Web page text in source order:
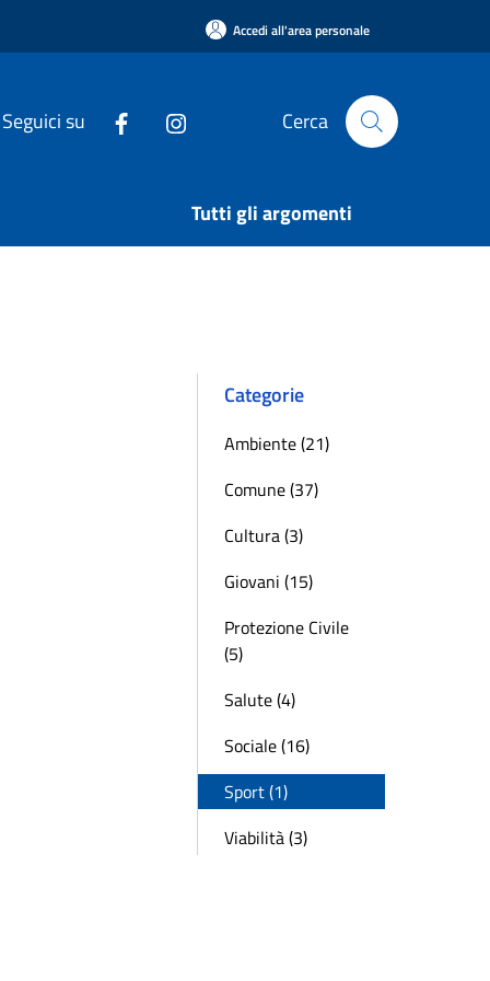
Accedi all'area personale
Seguici su Cerca
Tutti gli argomenti
Categorie
Ambiente (21)
Comune (37)
Cultura (3)
Giovani (15)
Protezione Civile
(5)
Salute (4)
Sociale (16)
Sport (1)
Viabilità (3)